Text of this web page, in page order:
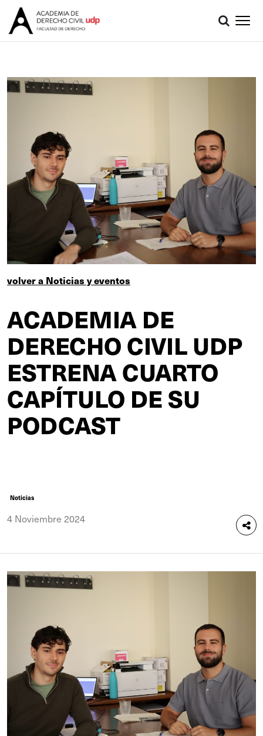
volver a Noticias y eventos
ACADEMIA DE
DERECHO CIVIL UDP
ESTRENA CUARTO
CAPÍTULO DE SU
PODCAST
Noticias
4 Noviembre 2024